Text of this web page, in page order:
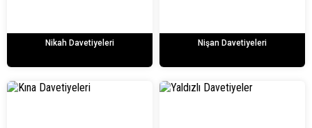
Nikah Davetiyeleri Nişan Davetiyeleri